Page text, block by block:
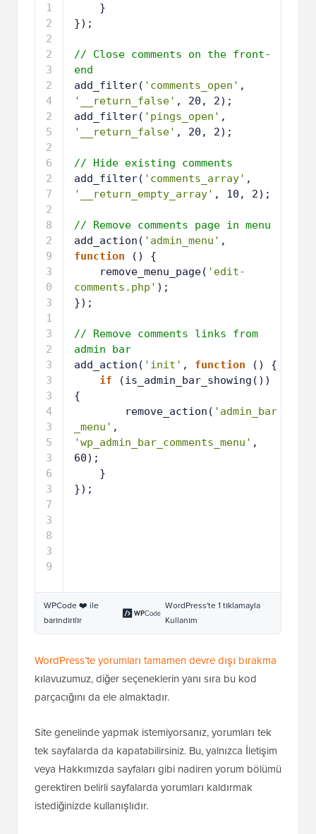
8
1
9
2
0
2
1
2
2
2
3
2
4
2
5
2
6
2
7
2
8
2
9
3
0
3
1
3
2
3
3
3
4
3
5
3
6
3
7
3
8
3
9
}
});
// Close comments on the front-
end
add_filter( 'comments_open'
'__return_false' , 20, 2);
add_filter( 'pings_open'
'__return_false' , 20, 2);
// Hide existing comments
add_filter( 'comments_array'
'__return_empty_array' , 10, 2);
// Remove comments page in menu
add_action( 'admin_menu'
function
() {
remove_menu_page( 'edit-
comments.php' );
});
// Remove comments links from
admin bar
add_action( 'init' , function
() {
if
(is_admin_bar_showing())
{
remove_action( 'admin_bar
_menu'
'wp_admin_bar_comments_menu' ,
60);
}
});
WPCode ❤️ ile
barındırılır
kılavuzumuz, diğer seçeneklerin yanı sıra bu kod
parçacığını da ele almaktadır.
Site genelinde yapmak istemiyorsanız, yorumları tek
tek sayfalarda da kapatabilirsiniz. Bu, yalnızca İletişim
veya Hakkımızda sayfaları gibi nadiren yorum bölümü
istediğinizde kullanışlıdır.
Bunu yapmak için sayfayı WordPress içerik
düzenleyicisinde açın. Ardından, sağ kenar
çubuğundaki ‘Tartışma’ seçeneğini tıklayın ve